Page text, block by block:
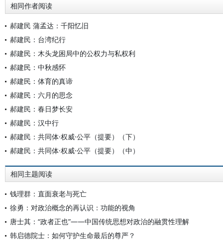
相同作者阅读
郝建民 蒲孟达：千阳忆旧
郝建民：台湾纪行
郝建民：木头龙困局中的公权力与私权利
郝建民：中秋感怀
郝建民：体育的真谛
郝建民：六月的思念
郝建民：春日梦长安
郝建民：汉中行
郝建民：共同体·权威·公平（提要）（下）
郝建民：共同体·权威·公平（提要）（中）
相同主题阅读
钱理群：直面衰老与死亡
徐勇：对政治概念的再认识：功能的视角
唐士其：“政者正也”——中国传统思想对政治的融贯性理解
韩启德院士：如何守护生命最后的尊严？